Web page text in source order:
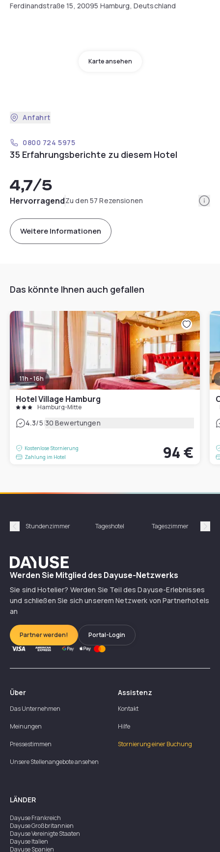
Ferdinandstraße 15, 20095 Hamburg, Deutschland
Karte ansehen
Anfahrt
0800 724 5975
35 Erfahrungsberichte zu diesem Hotel
4,7/5
HervorragendZu den 57 Rezensionen
Weitere Informationen
Das könnte Ihnen auch gefallen
11h - 16h
Hotel Village Hamburg
Hamburg-Mitte
4.3/5|30 Bewertungen
Kostenlose Stornierung
Zahlung im Hotel
94 €
Précédent
Stundenzimmer Tageshotel Tageszimmer
Dayuse
Werden Sie Mitglied des Dayuse-Netzwerks
Sie sind Hotelier? Werden Sie Teil des Dayuse-Erlebnisses
und schließen Sie sich unserem Netzwerk von Partnerhotels
an
Partner werden! Portal-Login
Über
Das Unternehmen
Meinungen
Pressestimmen
Unsere Stellenangebote ansehen
Assistenz
Kontakt
Hilfe
Stornierung einer Buchung
LÄNDER
DayuseFrankreich
DayuseGroßbritannien
DayuseVereinigte Staaten
DayuseItalien
DayuseSpanien